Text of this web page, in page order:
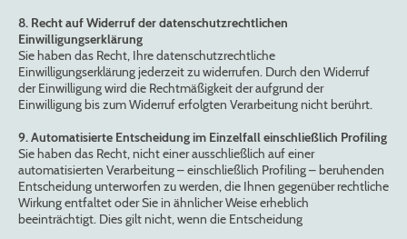
8. Recht auf Widerruf der datenschutzrechtlichen
Einwilligungserklärung
Sie haben das Recht, Ihre datenschutzrechtliche
Einwilligungserklärung jederzeit zu widerrufen. Durch den Widerruf
der Einwilligung wird die Rechtmäßigkeit der aufgrund der
Einwilligung bis zum Widerruf erfolgten Verarbeitung nicht berührt.
9. Automatisierte Entscheidung im Einzelfall einschließlich Profiling
Sie haben das Recht, nicht einer ausschließlich auf einer
automatisierten Verarbeitung – einschließlich Profiling – beruhenden
Entscheidung unterworfen zu werden, die Ihnen gegenüber rechtliche
Wirkung entfaltet oder Sie in ähnlicher Weise erheblich
beeinträchtigt. Dies gilt nicht, wenn die Entscheidung